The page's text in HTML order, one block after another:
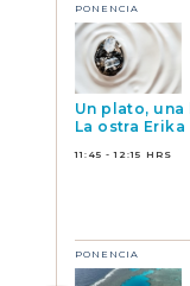
PONENCIA
Un plato,
La ostra Erika
11:45 - 12:15 HRS
PONENCIA